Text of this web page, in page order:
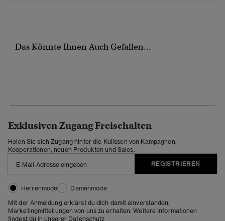
Das Könnte Ihnen Auch Gefallen...
Exklusiven Zugang Freischalten
Holen Sie sich Zugang hinter die Kulissen von Kampagnen,
Kooperationen, neuen Produkten und Sales.
REGISTRIEREN
Herrenmode
Damenmode
Mit der Anmeldung erklärst du dich damit einverstanden,
Marketingmitteilungen von uns zu erhalten. Weitere Informationen
findest du in unserer Datenschutz